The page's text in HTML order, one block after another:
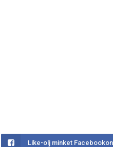
Like-olj minket Facebookon